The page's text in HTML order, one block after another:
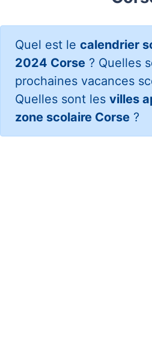
Quel est le calendrier
2024 Corse ? Quelles
prochaines vacances
Quelles sont les villes
zone scolaire Corse ?